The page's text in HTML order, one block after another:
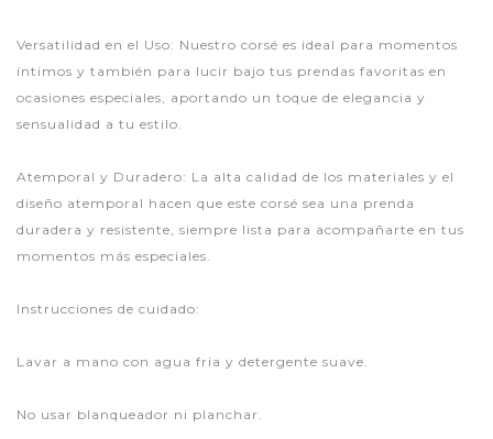
Versatilidad en el Uso: Nuestro corsé es ideal para momentos
íntimos y también para lucir bajo tus prendas favoritas en
ocasiones especiales, aportando un toque de elegancia y
sensualidad a tu estilo.
Atemporal y Duradero: La alta calidad de los materiales y el
diseño atemporal hacen que este corsé sea una prenda
duradera y resistente, siempre lista para acompañarte en tus
momentos más especiales.
Instrucciones de cuidado:
Lavar a mano con agua fria y detergente suave.
No usar blanqueador ni planchar.